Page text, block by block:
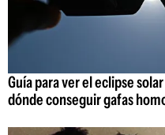
Guía para ver el eclipse
dónde conseguir gafas